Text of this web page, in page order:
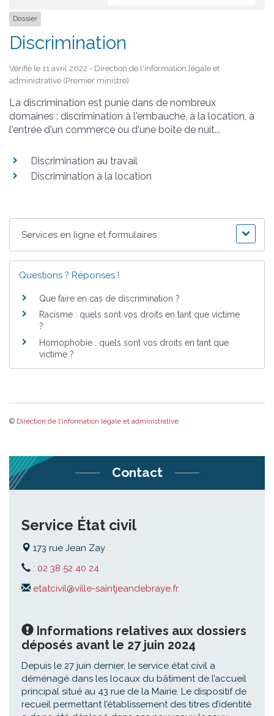
Dossier
Discrimination
Vérifié le 11 avril 2022 - Direction de l'information légale et
administrative (Premier ministre)
La discrimination est punie dans de nombreux
domaines : discrimination à l'embauche, à la location, à
l'entrée d'un commerce ou d'une boîte de nuit...
Discrimination au travail
Discrimination à la location
Services en ligne et formulaires
Questions ? Réponses !
Que faire en cas de discrimination ?
Racisme : quels sont vos droits en tant que victime
?
Homophobie : quels sont vos droits en tant que
victime ?
© Direction de l'information légale et administrative
Contact
Service État civil
173 rue Jean Zay
: 02 38 52 40 24
etatcivil@ville-saintjeandebraye.fr
Informations relatives aux dossiers
déposés avant le 27 juin 2024
Depuis le 27 juin dernier, le service état civil a
déménagé dans les locaux du bâtiment de l’accueil
principal situé au 43 rue de la Mairie. Le dispositif de
recueil permettant l’établissement des titres d’identité